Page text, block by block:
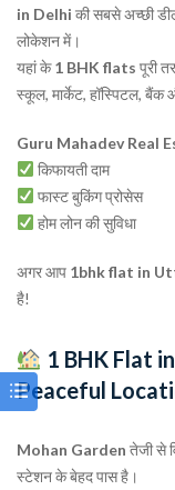
in Delhi की सबसे अच्छी
लोकेशन में।
यहां के1 BHK flats पूरी
स्कूल, मार्केट, हॉस्पिटल,
Guru Mahadev Real
किफायती दाम
फास्ट बुकिंग प्रोसेस
होम लोन की सुविधा
अगर आप 1bhk flat in
है!
1 BHK Flat
Peaceful
Mohan Garden तेजी से
स्टेशन के बेहद पास है।